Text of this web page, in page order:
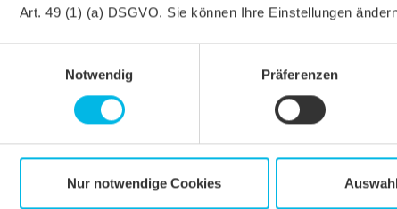
Art. 49 (1) (a) DSGVO. Sie können Ihre Einstellungen
Notwendig
Präferenzen
Nur notwendige Cookies
Dachziegel
Einfamilienhaus